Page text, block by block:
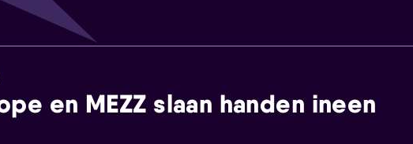
en MEZZ slaan handen ineen